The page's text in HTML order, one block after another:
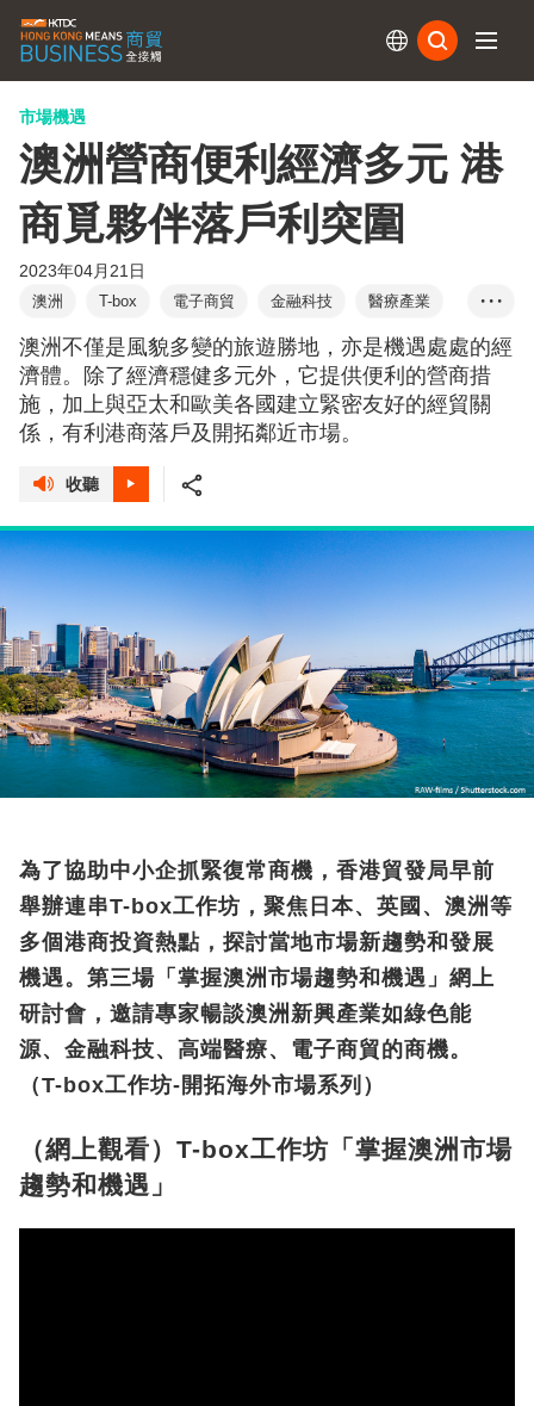
市場機遇
澳洲營商便利經濟多元 港
商覓夥伴落戶利突圍
2023年04月21日
澳洲 T-box 電子商貿 金融科技
醫療產業
ALTIOS
谷歌 石嘉慧
聯款通
Intria Limited
維視拍
• • •
澳洲不僅是風貌多變的旅遊勝地，亦是機遇處處的經
濟體。除了經濟穩健多元外，它提供便利的營商措
施，加上與亞太和歐美各國建立緊密友好的經貿關
係，有利港商落戶及開拓鄰近市場。
收聽
為了協助中小企抓緊復常商機，香港貿發局早前
舉辦連串T-box工作坊，聚焦日本、英國、澳洲等
多個港商投資熱點，探討當地市場新趨勢和發展
機遇。第三場「掌握澳洲市場趨勢和機遇」網上
研討會，邀請專家暢談澳洲新興產業如綠色能
源、金融科技、高端醫療、電子商貿的商機。
（T-box工作坊-開拓海外市場系列）
（網上觀看）T-box工作坊「掌握澳洲市場
趨勢和機遇」